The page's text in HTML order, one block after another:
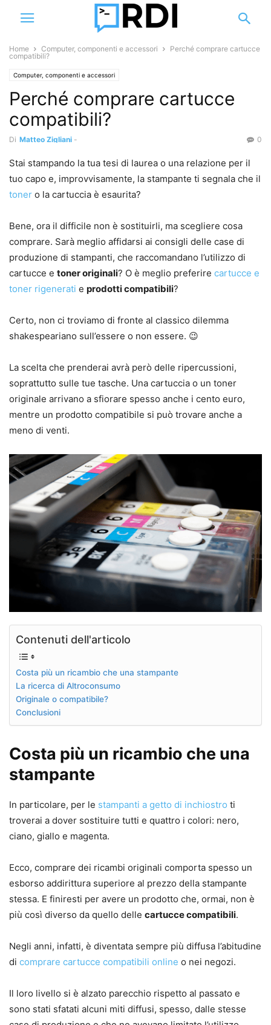
Home Computer, componenti e accessori
Perché comprare cartucce
compatibili?
Computer, componenti e accessori
Perché comprare cartucce
compatibili?
Di Matteo Zigliani - 0
Stai stampando la tua tesi di laurea o una relazione per il
tuo capo e, improvvisamente, la stampante ti segnala che il
toner o la cartuccia è esaurita?
Bene, ora il difficile non è sostituirli, ma scegliere cosa
comprare. Sarà meglio affidarsi ai consigli delle case di
produzione di stampanti, che raccomandano l’utilizzo di
cartucce e toner originali? O è meglio preferire cartucce e
toner rigenerati e prodotti compatibili?
Certo, non ci troviamo di fronte al classico dilemma
shakespeariano sull’essere o non essere. 😉
La scelta che prenderai avrà però delle ripercussioni,
soprattutto sulle tue tasche. Una cartuccia o un toner
originale arrivano a sfiorare spesso anche i cento euro,
mentre un prodotto compatibile si può trovare anche a
meno di venti.
Contenuti dell'articolo
Costa più un ricambio che una stampante
La ricerca di Altroconsumo
Originale o compatibile?
Conclusioni
Costa più un ricambio che una
stampante
In particolare, per le stampanti a getto di inchiostro ti
troverai a dover sostituire tutti e quattro i colori: nero,
ciano, giallo e magenta.
Ecco, comprare dei ricambi originali comporta spesso un
esborso addirittura superiore al prezzo della stampante
stessa. E finiresti per avere un prodotto che, ormai, non è
più così diverso da quello delle cartucce compatibili.
Negli anni, infatti, è diventata sempre più diffusa l’abitudine
di comprare cartucce compatibili online o nei negozi.
Il loro livello si è alzato parecchio rispetto al passato e
sono stati sfatati alcuni miti diffusi, spesso, dalle stesse